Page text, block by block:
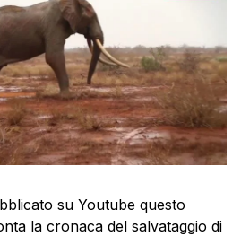
su Youtube questo
la cronaca del salvataggio di